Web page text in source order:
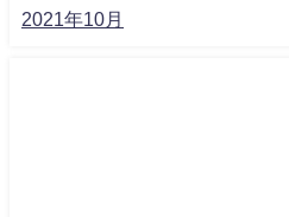
2021年10月